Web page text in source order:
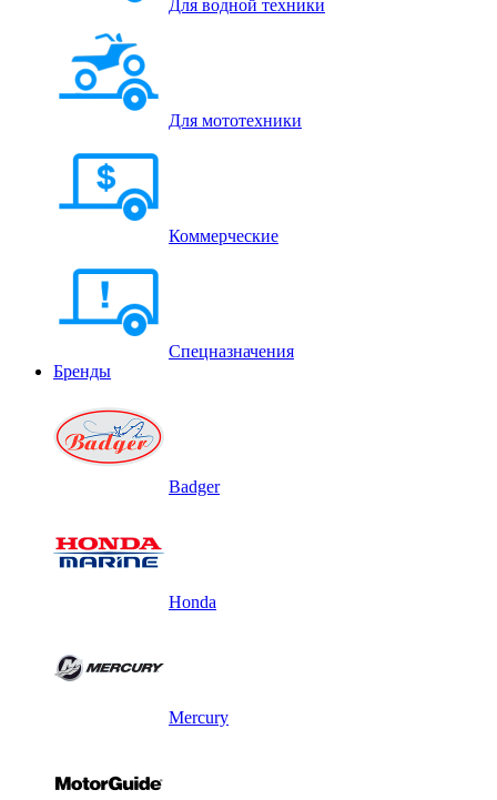
Для водной техники
Для мототехники
Коммерческие
Спецназначения
Бренды
Badger
Honda
Mercury